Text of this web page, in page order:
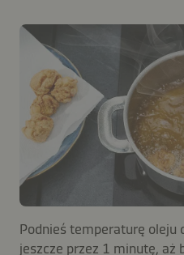
Podnieś temperaturę oleju
jeszcze przez 1 minutę, aż